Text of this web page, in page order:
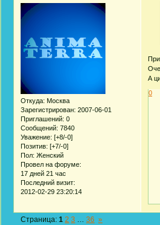
Откуда: Москва
Зарегистрирован: 2007-06-01
Приглашений: 0
Сообщений: 7840
Уважение: [+8/-0]
Позитив: [+7/-0]
Пол: Женский
Провел на форуме:
17 дней 21 час
Последний визит:
2012-02-29 23:20:14
А
0
Страница:1 2 3 … 36 »